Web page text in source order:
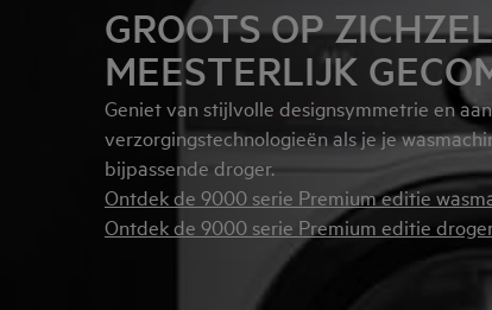
GROOTS OP
MEESTERLIJK
Geniet van stijlvolle designsymmetrie en
verzorgingstechnologieën als je je
bijpassende droger.
Ontdek de 9000 serie Premium editie
Ontdek de 9000 serie Premium editie